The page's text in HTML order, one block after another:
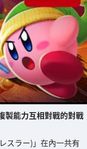
製能力互相對戰的對戰
スラー)」在內一共有